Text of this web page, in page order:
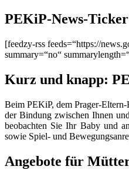
PEKiP-News-
[feedzy-rss feeds=“https://
summary=“no“
Kurz und knapp:
Beim PEKiP, dem Prager-
der Bindung zwischen Ihnen
beobachten Sie Ihr Baby und
sowie Spiel- und
Angebote für